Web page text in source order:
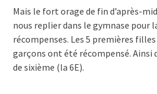
Mais le fort orage de fin d’après-
nous replier dans le gymnase pour
récompenses. Les 5 premières
garçons ont été récompensé. Ainsi
de sixième (la 6E).